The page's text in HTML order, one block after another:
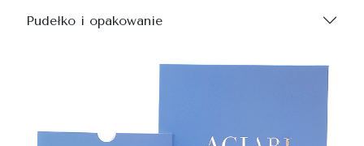
Pudełko i opakowanie